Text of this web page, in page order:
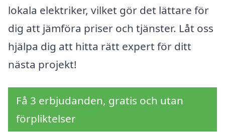
lokala elektriker, vilket gör det lättare för
dig att jämföra priser och tjänster. Låt oss
hjälpa dig att hitta rätt expert för ditt
nästa projekt!
Få 3 erbjudanden, gratis och utan
förpliktelser